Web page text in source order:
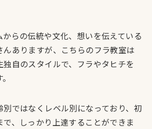
らの伝統や文化、想いを伝えている
んありますが、こちらのフラ教室は
独自のスタイルで、フラやタヒチを
別ではなくレベル別になっており、初
、しっかり上達することができま